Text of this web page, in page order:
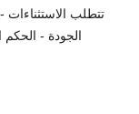
تتطلب الاستثناءات
الجودة - الحكم